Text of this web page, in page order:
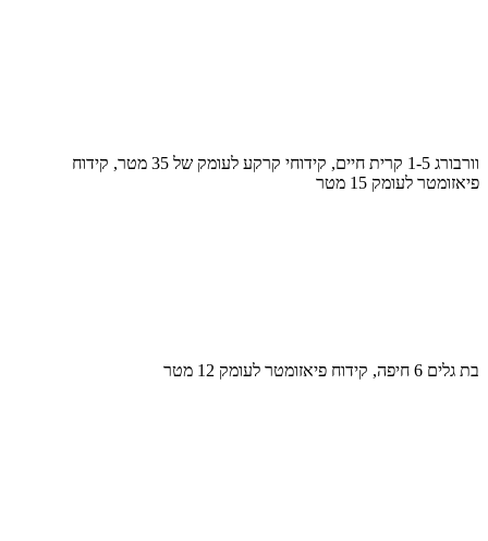
וורבורג 1-5 קרית חיים, קידוחי קרקע לעומק של 35 מטר, קידוח
פיאזומטר לעומק 15 מטר
בת גלים 6 חיפה, קידוח פיאזומטר לעומק 12 מטר